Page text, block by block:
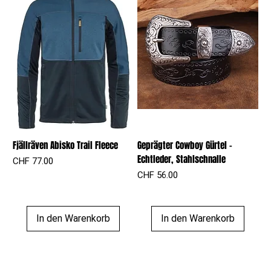
Fjällräven Abisko Trail Fleece
Preis
CHF 77.00
In den Warenkorb
Geprägter Cowboy Gürtel –
Echtleder, Stahlschnalle
Preis
CHF 56.00
In den Warenkorb